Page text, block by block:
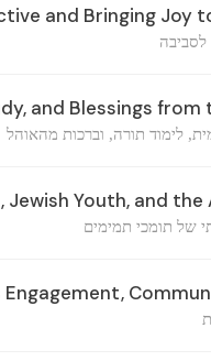
and Bringing Joy
and Blessings from
לימוד תורה, וברכות מהאוהל
Youth, and
של תומכי תמימים